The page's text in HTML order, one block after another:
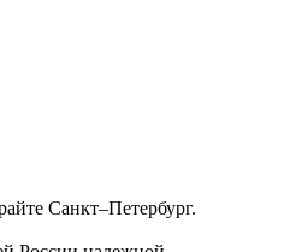
Санкт–Петербург.